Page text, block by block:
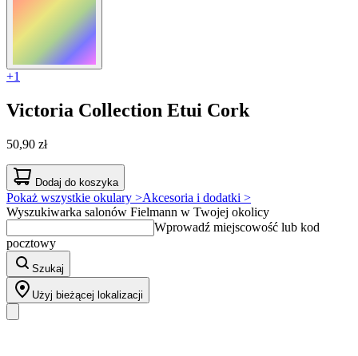
+1
Victoria Collection Etui Cork
50,90 zł
Dodaj do koszyka
Pokaż wszystkie okulary >Akcesoria i dodatki >
Wyszukiwarka salonów Fielmann w Twojej okolicy
Wprowadź miejscowość lub kod
pocztowy
Szukaj
Użyj bieżącej lokalizacji